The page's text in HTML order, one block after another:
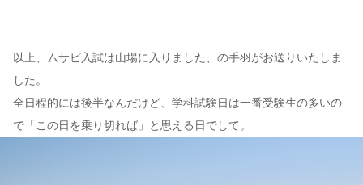
以上、ムサビ入試は山場に入りました、の手羽がお送りいたしま
した。
全日程的には後半なんだけど、学科試験日は一番受験生の多いの
で「この日を乗り切れば」と思える日でして。